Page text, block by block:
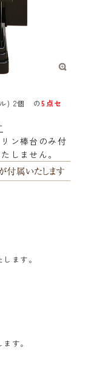
ル) 2個 の5点セ
ン棒台のみ付
しません。
ます。
す。